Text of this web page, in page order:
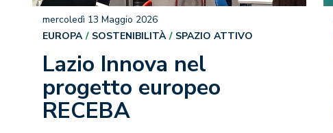
Lazio Innova nel
progetto europeo
RECEBA
mercoledì 13 Maggio 2026
EUROPA
SOSTENIBILITÀ SPAZIO ATTIVO